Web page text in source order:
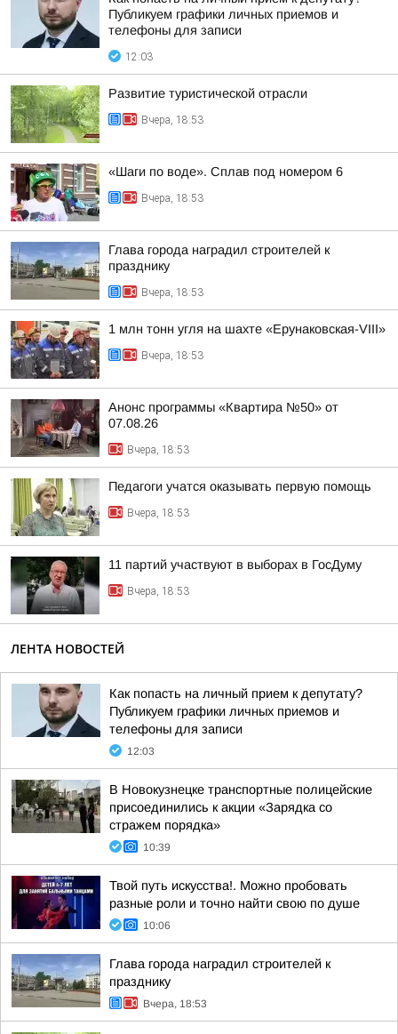
Публикуем графики личных приемов и
телефоны для записи
12:03
Развитие туристической отрасли
Вчера, 18:53
«Шаги по воде». Сплав под номером 6
Вчера, 18:53
Глава города наградил строителей к
празднику
Вчера, 18:53
1 млн тонн угля на шахте «Ерунаковская-VIII»
Вчера, 18:53
Анонс программы «Квартира №50» от
07.08.26
Вчера, 18:53
Педагоги учатся оказывать первую помощь
Вчера, 18:53
11 партий участвуют в выборах в ГосДуму
Вчера, 18:53
ЛЕНТА НОВОСТЕЙ
Как попасть на личный прием к депутату?
Публикуем графики личных приемов и
телефоны для записи
12:03
В Новокузнецке транспортные полицейские
присоединились к акции «Зарядка со
стражем порядка»
10:39
Твой путь искусства!. Можно пробовать
разные роли и точно найти свою по душе
10:06
Глава города наградил строителей к
празднику
Вчера, 18:53